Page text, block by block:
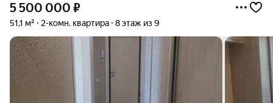
5 500 000 ₽
51,1 м² 2-комн. квартира 8 этаж из 9